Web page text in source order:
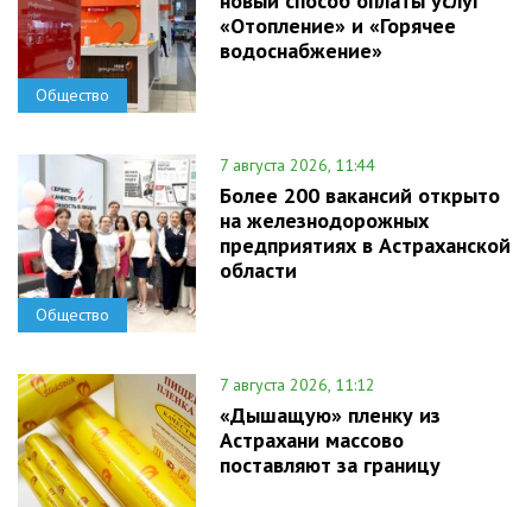
Общество
«Отопление» и «Горячее
водоснабжение»
Общество
7 августа 2026, 11:44
Более 200 вакансий открыто
на железнодорожных
предприятиях в Астраханской
области
7 августа 2026, 11:12
«Дышащую» пленку из
Астрахани массово
поставляют за границу